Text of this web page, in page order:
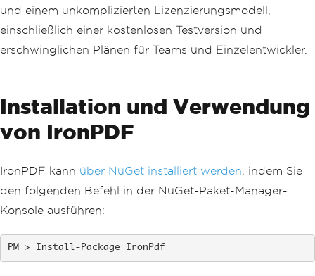
und einem unkomplizierten Lizenzierungsmodell,
einschließlich einer kostenlosen Testversion und
erschwinglichen Plänen für Teams und Einzelentwickler.
Installation und Verwendung
von IronPDF
IronPDF kann über NuGet installiert werden, indem Sie
den folgenden Befehl in der NuGet-Paket-Manager-
Konsole ausführen:
Install-Package IronPdf